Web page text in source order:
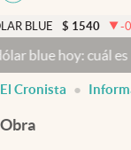
Economía y Política
Finanzas y Mercados
Mercados
-0.32%
es la cotización del
El Cronista
Obra